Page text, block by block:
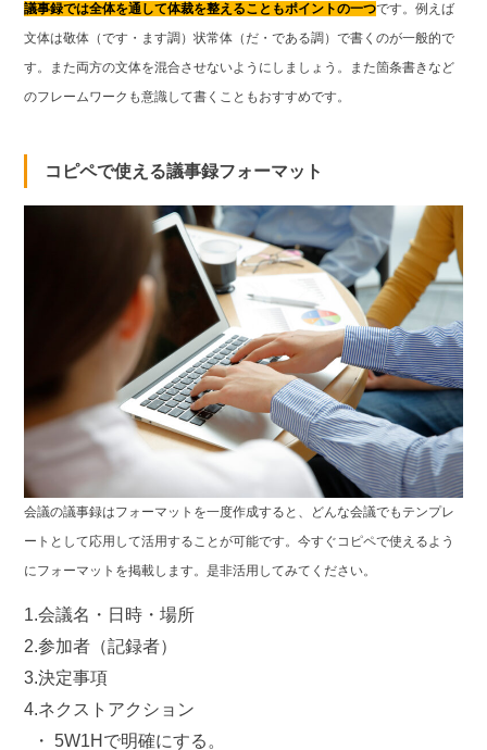
議事録では全体を通して体裁を整えることもポイントの一つです。例えば
文体は敬体（です・ます調）状常体（だ・である調）で書くのが一般的で
す。また両方の文体を混合させないようにしましょう。また箇条書きなど
のフレームワークも意識して書くこともおすすめです。
コピペで使える議事録フォーマット
会議の議事録はフォーマットを一度作成すると、どんな会議でもテンプレ
ートとして応用して活用することが可能です。今すぐコピペで使えるよう
にフォーマットを掲載します。是非活用してみてください。
1.会議名・日時・場所
2.参加者（記録者）
3.決定事項
4.ネクストアクション